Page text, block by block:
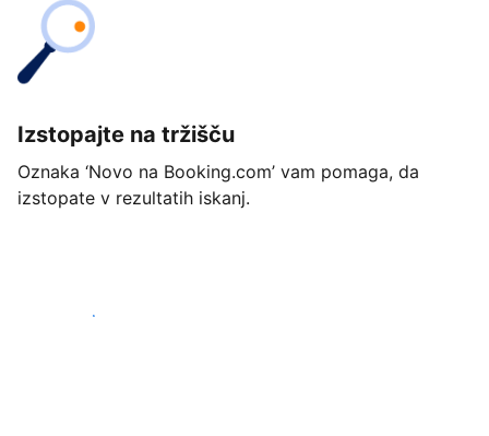
Izstopajte na tržišču
Oznaka ‘Novo na Booking.com’ vam pomaga, da
izstopate v rezultatih iskanj.
Začnite danes